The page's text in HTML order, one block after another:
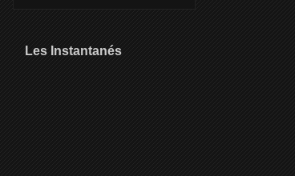
Les Instantanés